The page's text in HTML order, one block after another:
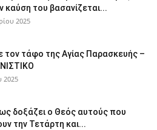
καύση του βασανίζεται...
2025
τον τάφο της Αγίας Παρασκευής –
2025
δοξάζει ο Θεός αυτούς που
την Τετάρτη και...